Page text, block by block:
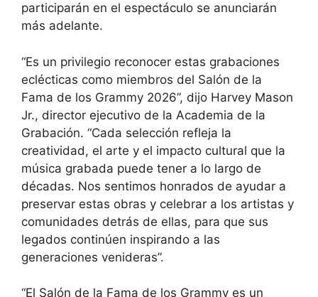
participarán en el espectáculo se anunciarán
más adelante.
“Es un privilegio reconocer estas grabaciones
eclécticas como miembros del Salón de la
Fama de los Grammy 2026”, dijo Harvey Mason
Jr., director ejecutivo de la Academia de la
Grabación. “Cada selección refleja la
creatividad, el arte y el impacto cultural que la
música grabada puede tener a lo largo de
décadas. Nos sentimos honrados de ayudar a
preservar estas obras y celebrar a los artistas y
comunidades detrás de ellas, para que sus
legados continúen inspirando a las
generaciones venideras”.
“El Salón de la Fama de los Grammy es un